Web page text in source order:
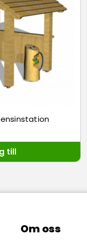
till
Om oss